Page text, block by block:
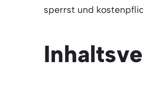
sperrst und